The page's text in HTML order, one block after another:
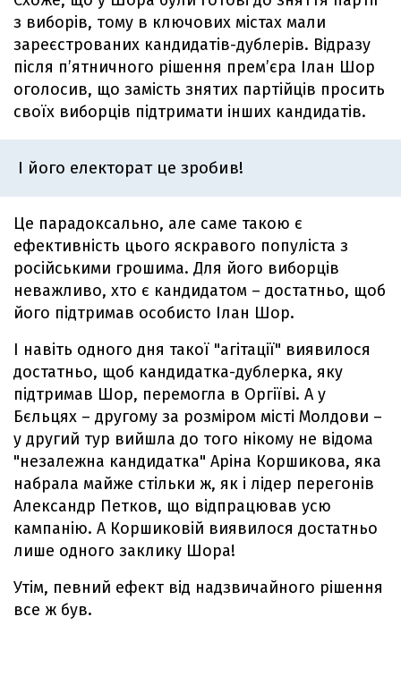
з виборів, тому в ключових містах мали
зареєстрованих кандидатів-дублерів. Відразу
після п’ятничного рішення прем’єра Ілан Шор
оголосив, що замість знятих партійців просить
своїх виборців підтримати інших кандидатів.
І його електорат це зробив!
Це парадоксально, але саме такою є
ефективність цього яскравого популіста з
російськими грошима. Для його виборців
неважливо, хто є кандидатом – достатньо, щоб
його підтримав особисто Ілан Шор.
І навіть одного дня такої "агітації" виявилося
достатньо, щоб кандидатка-дублерка, яку
підтримав Шор, перемогла в Оргіїві. А у
Бєльцях – другому за розміром місті Молдови –
у другий тур вийшла до того нікому не відома
"незалежна кандидатка" Аріна Коршикова, яка
набрала майже стільки ж, як і лідер перегонів
Александр Петков, що відпрацював усю
кампанію. А Коршиковій виявилося достатньо
лише одного заклику Шора!
Утім, певний ефект від надзвичайного рішення
все ж був.